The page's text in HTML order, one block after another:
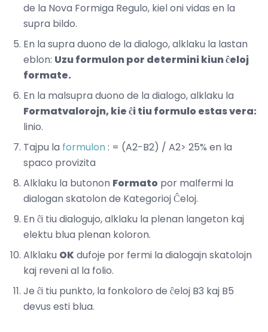
de la Nova Formiga Regulo, kiel oni vidas en la
supra bildo.
En la supra duono de la dialogo, alklaku la lastan
eblon: Uzu formulon por determini kiun ĉeloj
formate.
En la malsupra duono de la dialogo, alklaku la
Formatvalorojn, kie ĉi tiu formulo estas vera:
linio.
Tajpu la formulon: = (A2-B2) / A2> 25% en la
spaco provizita
Alklaku la butonon Formato por malfermi la
dialogan skatolon de Kategorioj Ĉeloj.
En ĉi tiu dialogujo, alklaku la plenan langeton kaj
elektu blua plenan koloron.
Alklaku OKdufoje por fermi la dialogajn skatolojn
kaj reveni al la folio.
Je ĉi tiu punkto, la fonkoloro de ĉeloj B3 kaj B5
devus esti blua.